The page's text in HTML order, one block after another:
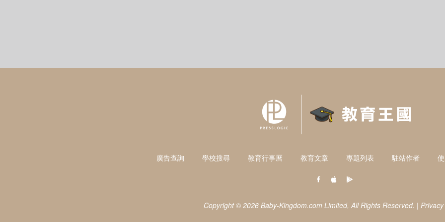
廣告查詢 學校搜尋 教育行事曆 教育文章 專題列表 駐站作者
Copyright © 2026 Baby-Kingdom.com Limited, All Rights Reserved. |